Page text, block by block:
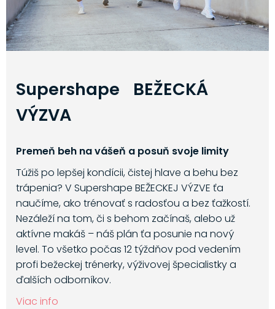
Supershape BEŽECKÁ
VÝZVA
Premeň beh na vášeň a posuň svoje limity
Túžiš po lepšej kondícii, čistej hlave a behu bez
trápenia? V Supershape BEŽECKEJ VÝZVE ťa
naučíme, ako trénovať s radosťou a bez ťažkostí.
Nezáleží na tom, či s behom začínaš, alebo už
aktívne makáš – náš plán ťa posunie na nový
level. To všetko počas 12 týždňov pod vedením
profi bežeckej trénerky, výživovej špecialistky a
ďalších odborníkov.
Viac info